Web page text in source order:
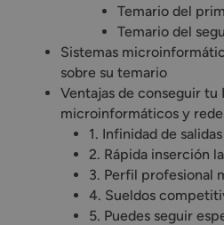
Temario del
Temario del
Sistemas
sobre su temario
Ventajas de conseguir tu
microinformáticos y
1. Infinidad de salidas
2. Rápida inserción
3. Perfil profesional
4. Sueldos
5. Puedes seguir